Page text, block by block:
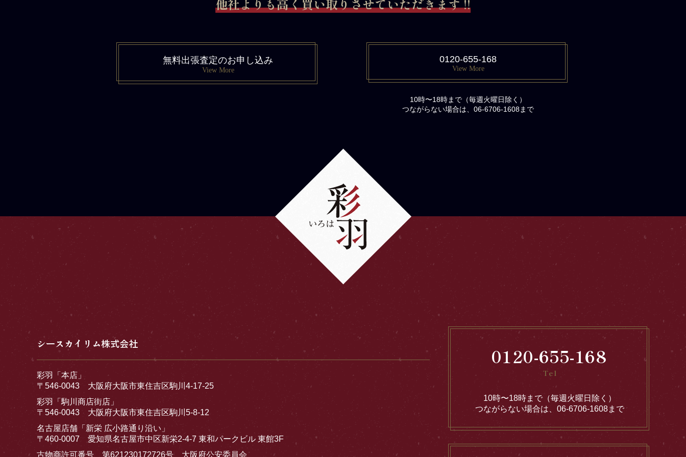
他社よりも高く買い取りさせていただきます !!
無料出張査定のお申し込み
View More
0120-655-168
View More
10時〜18時まで（毎週火曜日除く）
つながらない場合は、06-6706-1608まで
シースカイリム株式会社
彩羽「本店」
〒546-0043 大阪府大阪市東住吉区駒川4-17-25
彩羽「駒川商店街店」
〒546-0043 大阪府大阪市東住吉区駒川5-8-12
名古屋店舗「新栄 広小路通り沿い」
〒460-0007 愛知県名古屋市中区新栄2-4-7 東和パークビル 東館3F
古物商許可番号 第621230172726号 大阪府公安委員会
0120-655-168
Tel
10時〜18時まで（毎週火曜日除く）
つながらない場合は、06-6706-1608まで